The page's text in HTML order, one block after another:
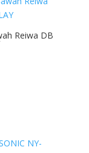
Reiwa DB